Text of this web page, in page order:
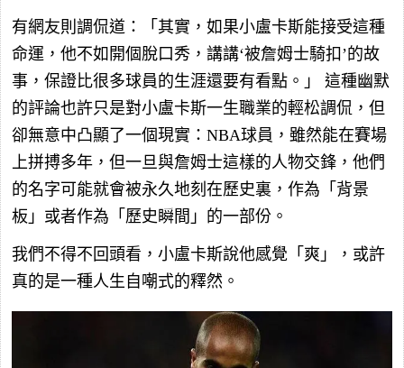
有網友則調侃道：「其實，如果小盧卡斯能接受這種
命運，他不如開個脫口秀，講講‘被詹姆士騎扣’的故
事，保證比很多球員的生涯還要有看點。」 這種幽默
的評論也許只是對小盧卡斯一生職業的輕松調侃，但
卻無意中凸顯了一個現實：NBA球員，雖然能在賽場
上拼搏多年，但一旦與詹姆士這樣的人物交鋒，他們
的名字可能就會被永久地刻在歷史裏，作為「背景
板」或者作為「歷史瞬間」的一部份。
我們不得不回頭看，小盧卡斯說他感覺「爽」，或許
真的是一種人生自嘲式的釋然。